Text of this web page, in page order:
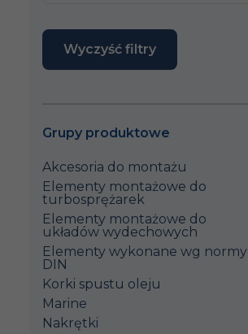
Wyczyść filtry
Grupy produktowe
Akcesoria do montażu
Elementy montażowe do
turbosprężarek
Elementy montażowe do
układów wydechowych
Elementy wykonane wg normy
DIN
Korki spustu oleju
Marine
Nakrętki